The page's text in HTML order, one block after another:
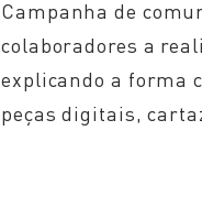
Campanha de
colaboradores a
explicando a forma
peças digitais,